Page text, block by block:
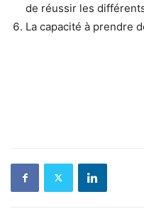
de réussir les
La capacité à prendre